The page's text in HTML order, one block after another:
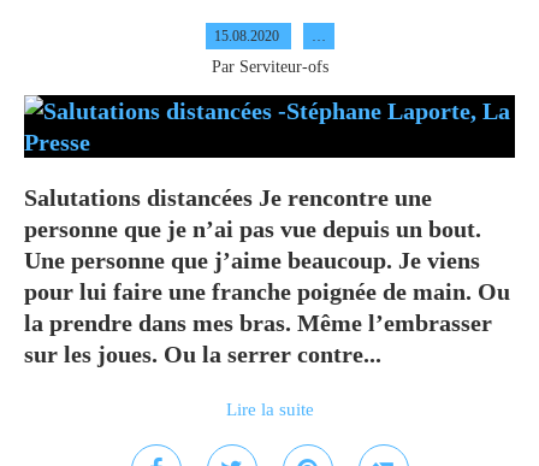
15.08.2020 …
Par Serviteur-ofs
Salutations distancées Je rencontre une
personne que je n’ai pas vue depuis un bout.
Une personne que j’aime beaucoup. Je viens
pour lui faire une franche poignée de main. Ou
la prendre dans mes bras. Même l’embrasser
sur les joues. Ou la serrer contre...
Lire la suite